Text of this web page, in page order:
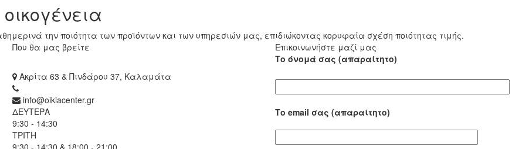
την ποιότητα των προϊόντων και των υπηρεσιών μας, επιδιώκοντας κορυφαία σχέση ποιότητας τιμής.
Που θα μας βρείτε
Ακρίτα 63 & Πινδάρου 37, Καλαμάτα
info@oikiacenter.gr
ΔΕΥΤΕΡΑ
9:30 - 14:30
ΤΡΙΤΗ
9:30 - 14:30 & 18:00 - 21:00
Επικοινωνήστε μαζί μας
Το όνομά σας (απαραίτητο)
Το email σας (απαραίτητο)